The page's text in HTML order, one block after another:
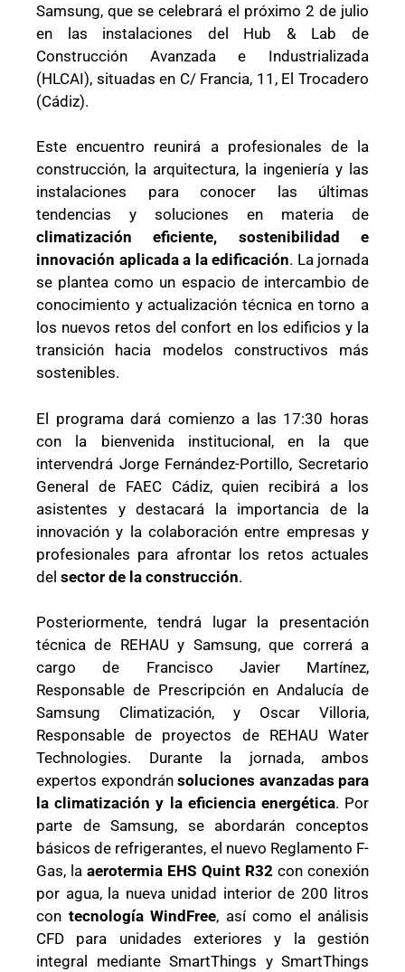
Samsung, que se celebrará el próximo 2 de julio
en las instalaciones del Hub & Lab de
Construcción Avanzada e Industrializada
(HLCAI), situadas en C/ Francia, 11, El Trocadero
(Cádiz).
Este encuentro reunirá a profesionales de la
construcción, la arquitectura, la ingeniería y las
instalaciones para conocer las últimas
tendencias y soluciones en materia de
climatización eficiente, sostenibilidad e
innovación aplicada a la edificación. La jornada
se plantea como un espacio de intercambio de
conocimiento y actualización técnica en torno a
los nuevos retos del confort en los edificios y la
transición hacia modelos constructivos más
sostenibles.
El programa dará comienzo a las 17:30 horas
con la bienvenida institucional, en la que
intervendrá Jorge Fernández-Portillo, Secretario
General de FAEC Cádiz, quien recibirá a los
asistentes y destacará la importancia de la
innovación y la colaboración entre empresas y
profesionales para afrontar los retos actuales
del sector de la construcción.
Posteriormente, tendrá lugar la presentación
técnica de REHAU y Samsung, que correrá a
cargo de Francisco Javier Martínez,
Responsable de Prescripción en Andalucía de
Samsung Climatización, y Oscar Villoria,
Responsable de proyectos de REHAU Water
Technologies. Durante la jornada, ambos
expertos expondrán soluciones avanzadas para
la climatización y la eficiencia energética. Por
parte de Samsung, se abordarán conceptos
básicos de refrigerantes, el nuevo Reglamento F-
Gas, laaerotermia EHS Quint R32con conexión
por agua, la nueva unidad interior de 200 litros
con tecnología WindFree, así como el análisis
CFD para unidades exteriores y la gestión
integral mediante SmartThings y SmartThings